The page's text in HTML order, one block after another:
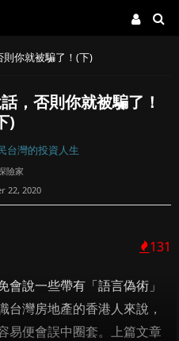
你就被騙了！(下)
，否則你就被騙了！
)
台灣的投資人生
險家
22, 2020
131
會說一些帶有「語言偽術」
台灣房地產的香港人來說，
易便會誤中圈套。上篇文章